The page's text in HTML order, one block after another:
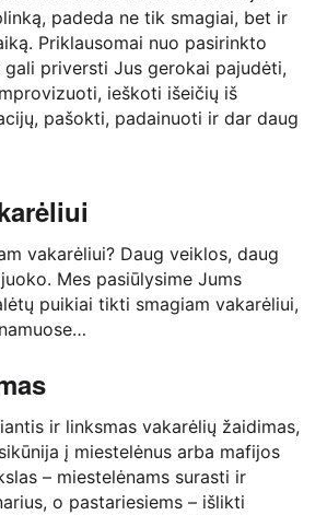
padeda ne tik smagiai, bet ir
Priklausomai nuo pasirinkto
priversti Jus gerokai pajudėti,
ieškoti išeičių iš
pašokti, padainuoti ir dar daug
vakarėliui? Daug veiklos, daug
Mes pasiūlysime Jums
puikiai tikti smagiam vakarėliui,
ir linksmas vakarėlių žaidimas,
į miestelėnus arba mafijos
– miestelėnams surasti ir
o pastariesiems – išlikti